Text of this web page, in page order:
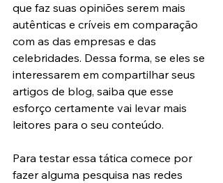
que faz suas opiniões serem mais
autênticas e críveis em comparação
com as das empresas e das
celebridades. Dessa forma, se eles se
interessarem em compartilhar seus
artigos de blog, saiba que esse
esforço certamente vai levar mais
leitores para o seu conteúdo.
Para testar essa tática comece por
fazer alguma pesquisa nas redes